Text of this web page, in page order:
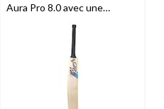
Aura Pro 8.0 avec une